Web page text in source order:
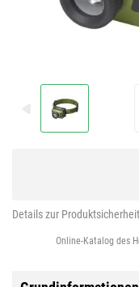
Details zur
Online-Katalog des